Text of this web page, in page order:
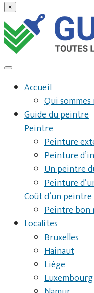
×
Accueil
Qui
Guide du peintre
Peintre
Peinture
Peinture
Un peintre
Peinture
Coût d’un peintre
Peintre bon
Localites
Bruxelles
Hainaut
Liège
Luxembourg